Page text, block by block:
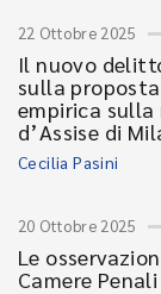
22 Ottobre 2025
Il nuovo
sulla
empirica
d’Assise di
Cecilia Pasini
20 Ottobre 2025
Le
Camere